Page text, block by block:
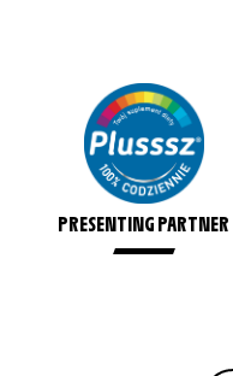
PRESENTING PARTNER